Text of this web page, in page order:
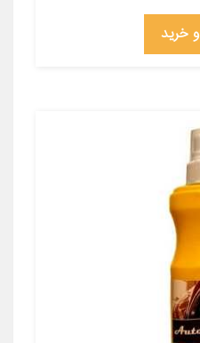
خرید